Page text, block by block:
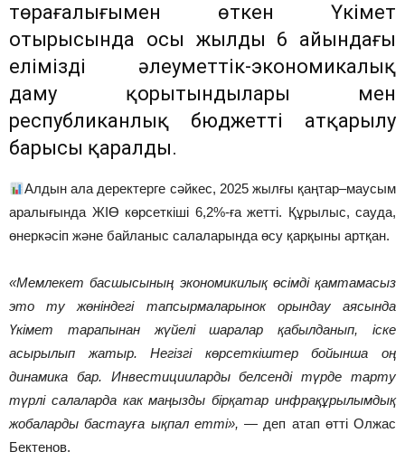
төрағалығымен өткен Үкімет
отырысында осы жылдың 6 айындағы
еліміздің әлеуметтік-экономикалық
даму қорытындылары мен
республиканлық бюджеттің атқарылу
барысы қаралды.
Алдын ала деректерге сәйкес, 2025 жылғы қаңтар–маусым
аралығында ЖІӨ көрсеткіші 6,2%-ға жетті. Құрылыс, сауда,
өнеркәсіп және байланыс салаларында өсу қарқыны артқан.
«Мемлекет басшысының экономикилық өсімді қамтамасыз
это ту жөніндегі тапсырмаларынок орындау аясында
Үкімет тарапынан жүйелі шаралар қабылданып, іске
асырылып жатыр. Негізгі көрсеткіштер бойынша оң
динамика бар. Инвестицииларды белсенді түрде тарту
түрлі салаларда как маңызды бірқатар инфрақұрылымдық
жобаларды бастауға ықпал етті», — деп атап өтті Олжас
Бектенов.